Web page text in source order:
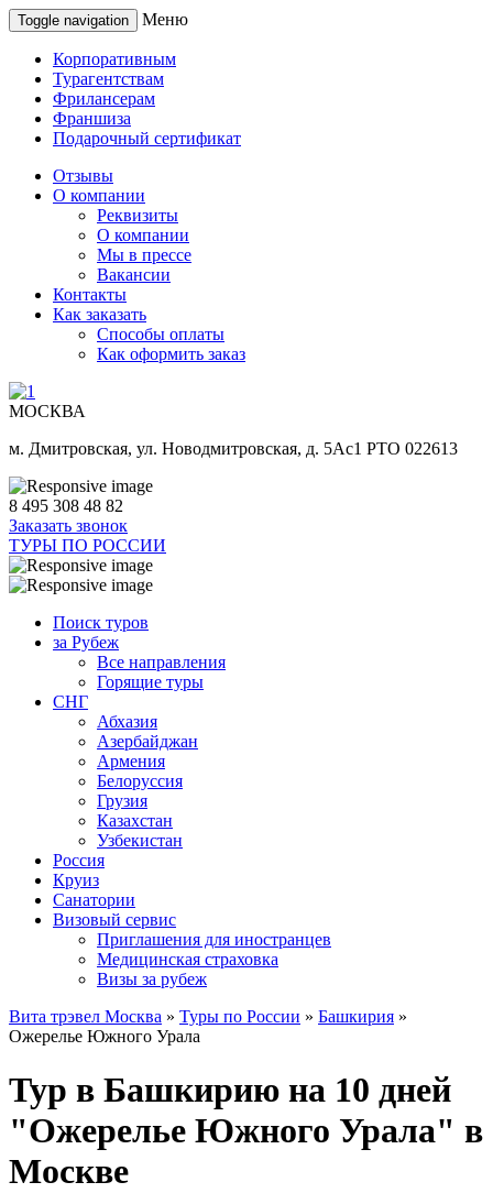
Toggle navigation Меню
Корпоративным
Турагентствам
Фрилансерам
Франшиза
Подарочный сертификат
Отзывы
О компании
Реквизиты
О компании
Мы в прессе
Вакансии
Контакты
Как заказать
Способы оплаты
Как оформить заказ
МОСКВА
м. Дмитровская, ул. Новодмитровская, д. 5Ас1 РТО 022613
8 495 308 48 82
Заказать звонок
ТУРЫ ПО РОССИИ
Поиск туров
за Рубеж
Все направления
Горящие туры
СНГ
Абхазия
Азербайджан
Армения
Белоруссия
Грузия
Казахстан
Узбекистан
Россия
Круиз
Санатории
Визовый сервис
Приглашения для иностранцев
Медицинская страховка
Визы за рубеж
Вита трэвел Москва » Туры по России » Башкирия »
Ожерелье Южного Урала
Тур в Башкирию на 10 дней
"Ожерелье Южного Урала" в
Москве